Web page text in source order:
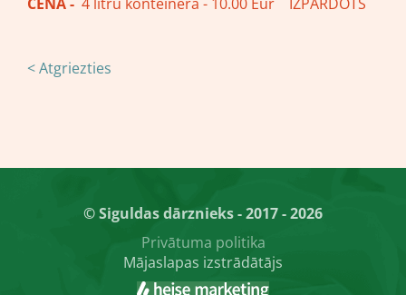
< Atgriezties
© Siguldas dārznieks - 2017 - 2026
Privātuma politika
Mājaslapas izstrādātājs